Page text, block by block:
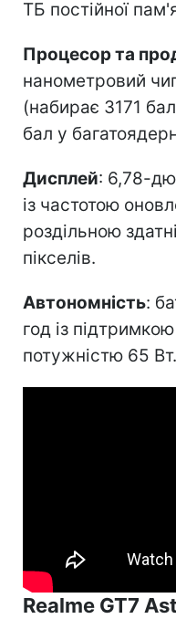
ТБ постійної
Процесор та
нанометровий
(набирає 3171
бал у
Дисплей: 6,78-
із частотою
роздільною
пікселів.
Автономність:
год із
потужністю 65 Вт.
Realme GT7